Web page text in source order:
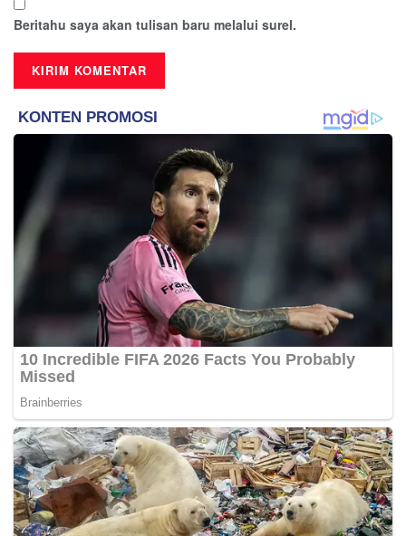
Beritahu saya akan tulisan baru melalui surel.